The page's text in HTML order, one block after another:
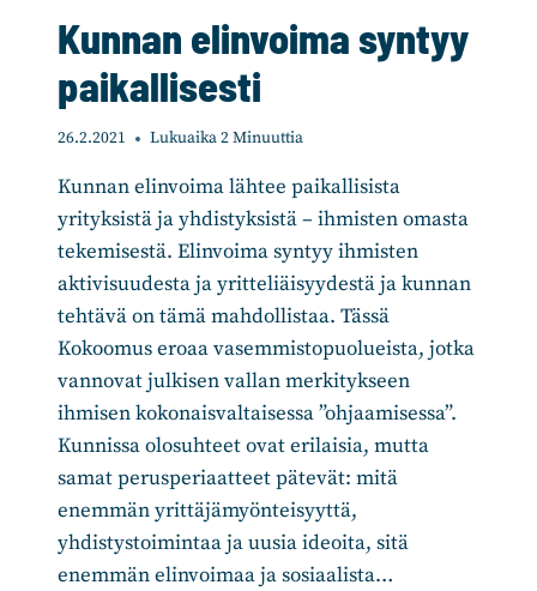
Kunnan elinvoima syntyy
paikallisesti
26.2.2021 Lukuaika2Minuuttia
Kunnan elinvoima lähtee paikallisista
yrityksistä ja yhdistyksistä – ihmisten omasta
tekemisestä. Elinvoima syntyy ihmisten
aktivisuudesta ja yritteliäisyydestä ja kunnan
tehtävä on tämä mahdollistaa. Tässä
Kokoomus eroaa vasemmistopuolueista, jotka
vannovat julkisen vallan merkitykseen
ihmisen kokonaisvaltaisessa ”ohjaamisessa”.
Kunnissa olosuhteet ovat erilaisia, mutta
samat perusperiaatteet pätevät: mitä
enemmän yrittäjämyönteisyyttä,
yhdistystoimintaa ja uusia ideoita, sitä
enemmän elinvoimaa ja sosiaalista…